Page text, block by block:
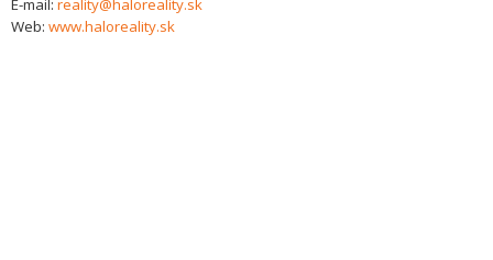
E-mail: reality@haloreality.sk
Web: www.haloreality.sk